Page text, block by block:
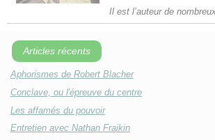
Il est l’auteur de
Articles récents
Aphorismes de Robert Blacher
Conclave, ou l'épreuve du centre
Les affamés du pouvoir
Entretien avec Nathan Fraikin